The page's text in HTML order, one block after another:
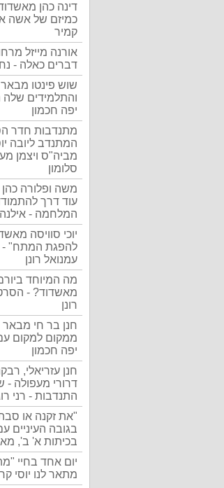
דינה כהן
כמיזם של אשה
קמיר
אורנה מייזל
דברים כאלה -
שוש פינטו
והתלמידים שלה
יפה חכמון
מתנדבות חדר
המתנדב ליובה
מביה"ס ויצמן
סלומון
משה ופלורה
עוד דרך
המלחמה - אילנה
יוכי סוויסה
להפגת המתח" -
עמנואל רונן
מה המיוחד
מאשדוד? -
רונן
חנן בר חי
ממקום למקום
יפה חכמון
חנן עזריאלי,
דרורי מעפולה -
התנדבות - רני
"את זקנה או
בגובה העיניים
בכיתות א' ב',
יום אחד בחיי
מתאר לנו יוסי